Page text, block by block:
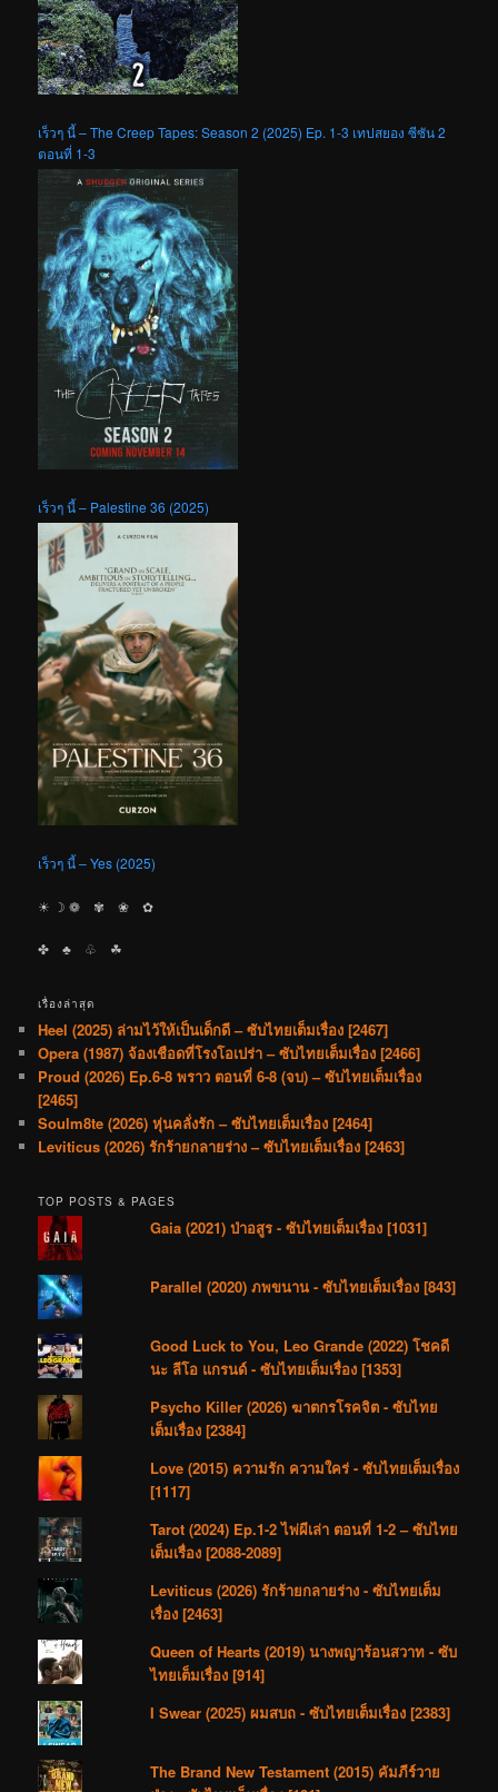
เร็วๆ นี้ – The Creep Tapes: Season 2 (2025) Ep. 1-3 เทปสยอง ซีซัน 2
ตอนที่ 1-3
เร็วๆ นี้ – Palestine 36 (2025)
เร็วๆ นี้ – Yes (2025)
☀︎ ☽ ❁ ✾ ❀ ✿
✤ ♣︎ ♧ ☘︎
เรื่องล่าสุด
Heel (2025) ล่ามไว้ให้เป็นเด็กดี – ซับไทยเต็มเรื่อง [2467]
Opera (1987) จ้องเชือดที่โรงโอเปร่า – ซับไทยเต็มเรื่อง [2466]
Proud (2026) Ep.6-8 พราว ตอนที่ 6-8 (จบ) – ซับไทยเต็มเรื่อง
[2465]
Soulm8te (2026) หุ่นคลั่งรัก – ซับไทยเต็มเรื่อง [2464]
Leviticus (2026) รักร้ายกลายร่าง – ซับไทยเต็มเรื่อง [2463]
TOP POSTS & PAGES
Gaia (2021) ป่าอสูร - ซับไทยเต็มเรื่อง [1031]
Parallel (2020) ภพขนาน - ซับไทยเต็มเรื่อง [843]
Good Luck to You, Leo Grande (2022) โชคดี
นะ ลีโอ แกรนด์ - ซับไทยเต็มเรื่อง [1353]
Psycho Killer (2026) ฆาตกรโรคจิต - ซับไทย
เต็มเรื่อง [2384]
Love (2015) ความรัก ความใคร่ - ซับไทยเต็มเรื่อง
[1117]
Tarot (2024) Ep.1-2 ไพ่ผีเล่า ตอนที่ 1-2 – ซับไทย
เต็มเรื่อง [2088-2089]
Leviticus (2026) รักร้ายกลายร่าง - ซับไทยเต็ม
เรื่อง [2463]
Queen of Hearts (2019) นางพญาร้อนสวาท - ซับ
ไทยเต็มเรื่อง [914]
I Swear (2025) ผมสบถ - ซับไทยเต็มเรื่อง [2383]
The Brand New Testament (2015) คัมภีร์วาย